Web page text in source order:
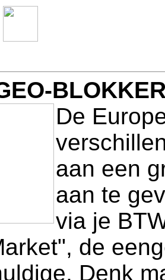
De
aan een
aan te
via je
de
Denk